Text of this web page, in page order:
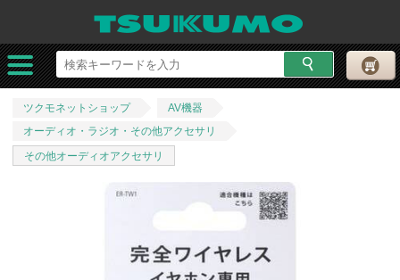
ツクモネットショップ
AV機器
オーディオ・ラジオ・その他アクセサリ
その他オーディオアクセサリ